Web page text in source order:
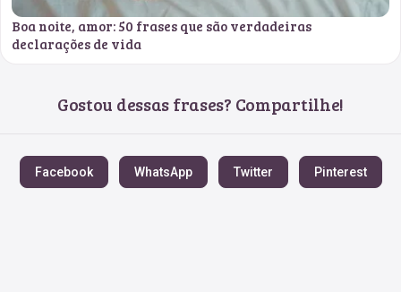
Boa noite, amor: 50 frases que são verdadeiras
declarações de vida
Gostou dessas frases? Compartilhe!
Facebook WhatsApp Twitter Pinterest